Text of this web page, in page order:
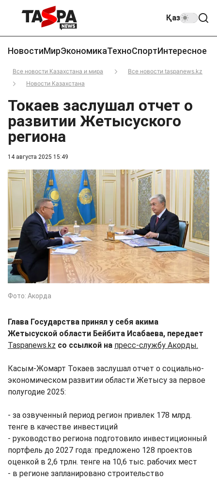
Қаз
НовостиМирЭкономикаТехноСпортИнтересное
Все новости Казахстана и мира
Все новости taspanews.kz
Новости Казахстана
14 августа 2025 15:49
Токаев заслушал отчет о
развитии Жетысуского
региона
Фото: Акорда
Глава Государства принял у себя акима
Жетысуской области Бейбита Исабаева, передает
Taspanews.kz со ссылкой на пресс-службу Акорды.
Касым-Жомарт Токаев заслушал отчет о социально-
экономическом развитии области Жетысу за первое
полугодие 2025:
- за озвученный период регион привлек 178 млрд.
тенге в качестве инвестиций
- руководство региона подготовило инвестиционный
портфель до 2027 года: предложено 128 проектов
оценкой в 2,6 трлн. тенге на 10,6 тыс. рабочих мест
- в регионе запланировано строительство